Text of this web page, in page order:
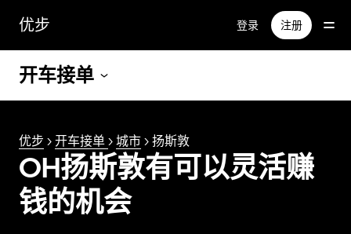
容
优步 登录 注册
开车接单
优步 > 开车接单 > 城市 > 扬斯敦
OH扬斯敦有可以灵活赚
钱的机会